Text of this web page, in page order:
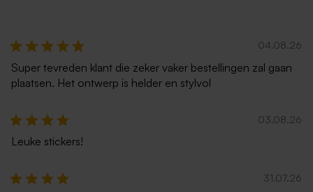
metallic
04.08.26
Super tevreden klant die zeker vaker bestellingen zal gaan
plaatsen. Het ontwerp is helder en stylvol
03.08.26
Leuke stickers!
31.07.26